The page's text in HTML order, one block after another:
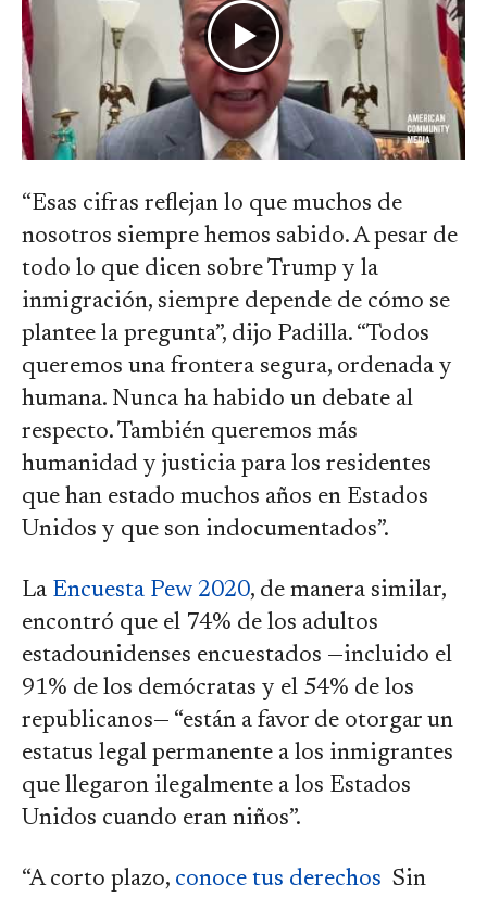
“Esas cifras reflejan lo que muchos de
nosotros siempre hemos sabido. A pesar de
todo lo que dicen sobre Trump y la
inmigración, siempre depende de cómo se
plantee la pregunta”, dijo Padilla. “Todos
queremos una frontera segura, ordenada y
humana. Nunca ha habido un debate al
respecto. También queremos más
humanidad y justicia para los residentes
que han estado muchos años en Estados
Unidos y que son indocumentados”.
La Encuesta Pew 2020, de manera similar,
encontró que el 74% de los adultos
estadounidenses encuestados —incluido el
91% de los demócratas y el 54% de los
republicanos— “están a favor de otorgar un
estatus legal permanente a los inmigrantes
que llegaron ilegalmente a los Estados
Unidos cuando eran niños”.
“A corto plazo, conoce tus derechos Sin